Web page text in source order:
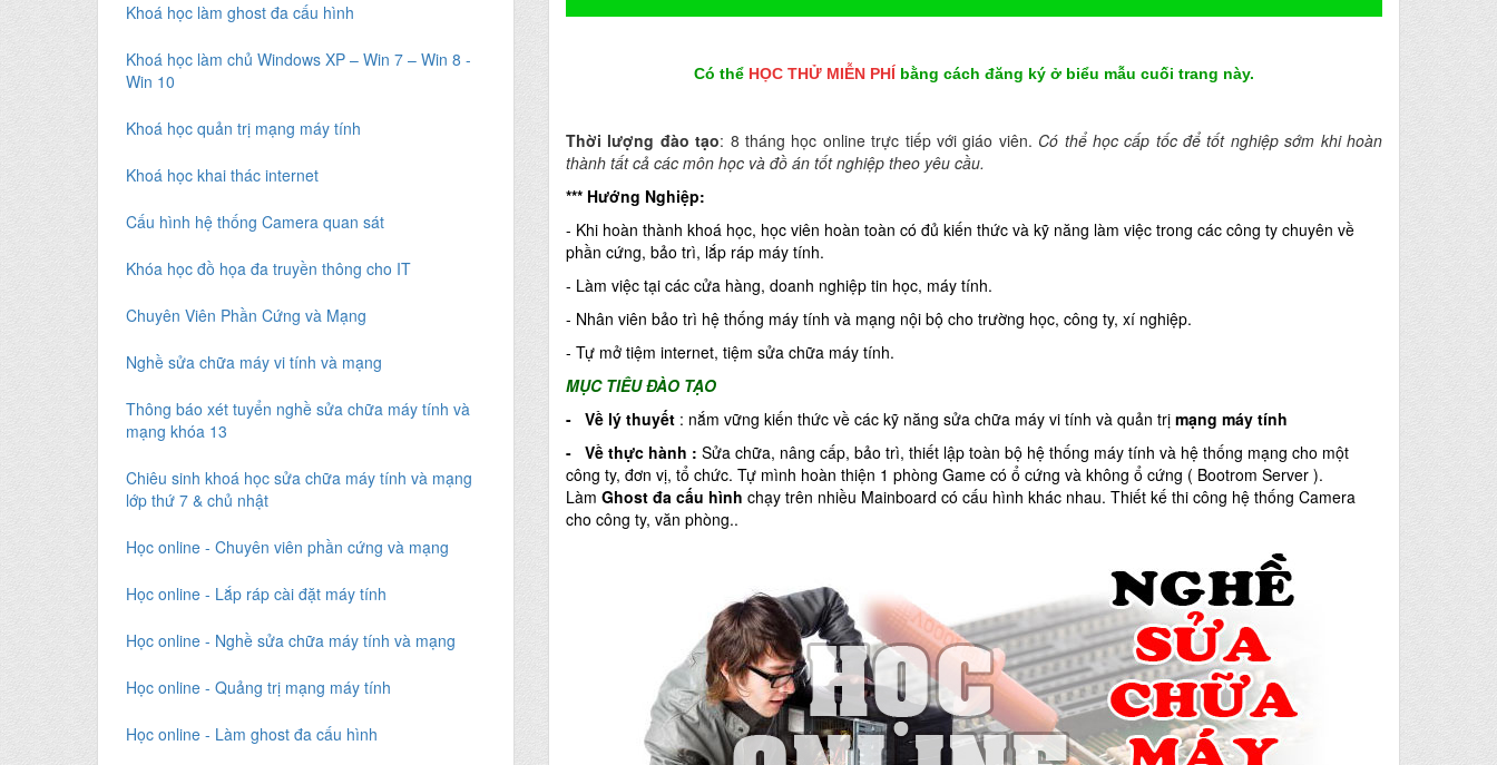
Khoá học làm ghost đa cấu hình
Khoá học làm chủ Windows XP – Win 7 – Win 8 -
Win 10
Khoá học quản trị mạng máy tính
Khoá học khai thác internet
Cấu hình hệ thống Camera quan sát
Khóa học đồ họa đa truyền thông cho IT
Chuyên Viên Phần Cứng và Mạng
Nghề sửa chữa máy vi tính và mạng
Thông báo xét tuyển nghề sửa chữa máy tính và
mạng khóa 13
Chiêu sinh khoá học sửa chữa máy tính và mạng
lớp thứ 7 & chủ nhật
Học online - Chuyên viên phần cứng và mạng
Học online - Lắp ráp cài đặt máy tính
Học online - Nghề sửa chữa máy tính và mạng
Học online - Quảng trị mạng máy tính
Học online - Làm ghost đa cấu hình
Có thể HỌC THỬ MIỄN PHÍ bằng cách đăng ký ở biểu mẫu cuối trang này.
Thời lượng đào tạo: 8 tháng học online trực tiếp với giáo viên. Có thể học cấp tốc để tốt nghiệp sớm khi hoàn
thành tất cả các môn học và đồ án tốt nghiệp theo yêu cầu.
*** Hướng Nghiệp:
- Khi hoàn thành khoá học, học viên hoàn toàn có đủ kiến thức và kỹ năng làm việc trong các công ty chuyên về
phần cứng, bảo trì, lắp ráp máy tính.
- Làm việc tại các cửa hàng, doanh nghiệp tin học, máy tính.
- Nhân viên bảo trì hệ thống máy tính và mạng nội bộ cho trường học, công ty, xí nghiệp.
- Tự mở tiệm internet, tiệm sửa chữa máy tính.
MỤC TIÊU ĐÀO TẠO
- Về lý thuyết : nắm vững kiến thức về các kỹ năng sửa chữa máy vi tính và quản trị mạng máy tính
- Về thực hành : Sửa chữa, nâng cấp, bảo trì, thiết lập toàn bộ hệ thống máy tính và hệ thống mạng cho một
công ty, đơn vị, tổ chức. Tự mình hoàn thiện 1 phòng Game có ổ cứng và không ổ cứng ( Bootrom Server ).
Làm Ghost đa cấu hình chạy trên nhiều Mainboard có cấu hình khác nhau. Thiết kế thi công hệ thống Camera
cho công ty, văn phòng..